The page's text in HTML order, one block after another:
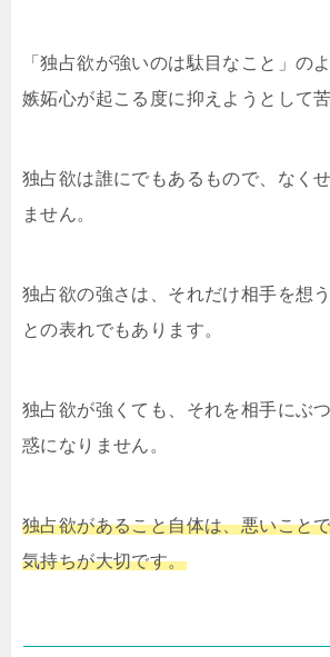
「独占欲が強いのは駄目なこと」の
嫉妬心が起こる度に抑えようとして
独占欲は誰にでもあるもので、なく
ません。
独占欲の強さは、それだけ相手を想
との表れでもあります。
独占欲が強くても、それを相手にぶ
惑になりません。
独占欲があること自体は、悪いこと
気持ちが大切です。